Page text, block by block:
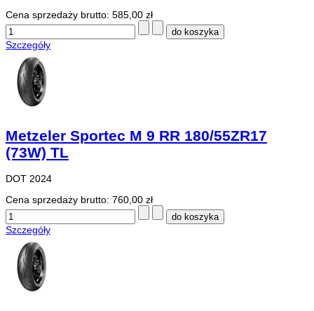
Cena sprzedaży brutto: 585,00 zł
Szczegóły
Metzeler Sportec M 9 RR 180/55ZR17
(73W) TL
DOT 2024
Cena sprzedaży brutto: 760,00 zł
Szczegóły